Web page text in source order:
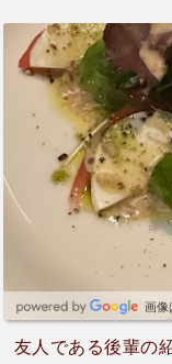
画像
友人である後輩の